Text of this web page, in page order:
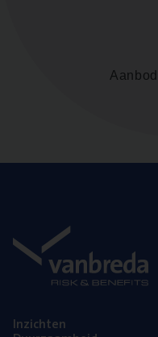
Inzich­ten